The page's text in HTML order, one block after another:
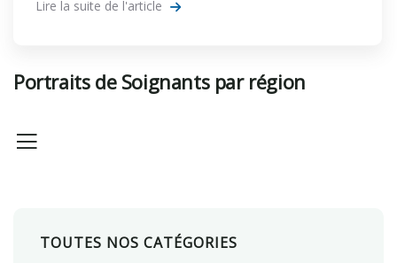
Lire la suite de l'article
Portraits de Soignants par région
TOUTES NOS CATÉGORIES